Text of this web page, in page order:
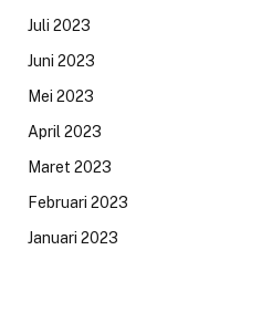
Juli 2023
Juni 2023
Mei 2023
April 2023
Maret 2023
Februari 2023
Januari 2023